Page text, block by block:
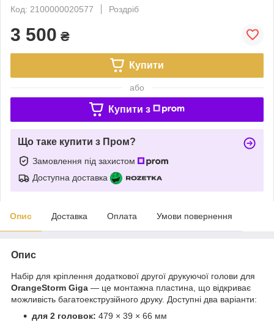
Код: 2100000020577
Роздріб
3 500 ₴
Купити
або
Купити з
Що таке купити з Пром?
Замовлення під захистом
Доступна доставка
Опис Доставка Оплата Умови повернення
Опис
Набір для кріплення додаткової другої друкуючої голови для
OrangeStorm Giga — це монтажна пластина, що відкриває
можливість багатоекструзійного друку. Доступні два варіанти:
для 2 головок: 479 × 39 × 66 мм